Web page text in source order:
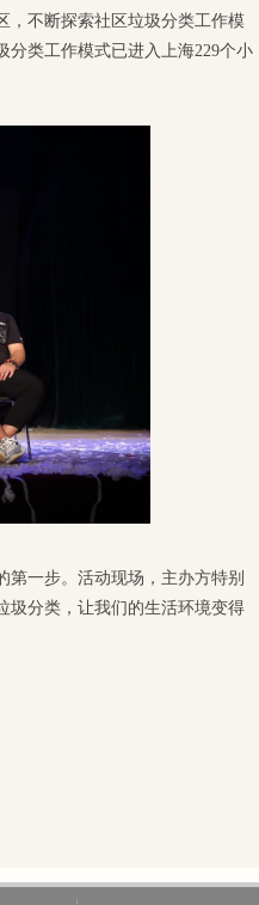
，不断探索社区垃圾分类工作模
分类工作模式已进入上海229个小
第一步。活动现场，主办方特别
圾分类，让我们的生活环境变得